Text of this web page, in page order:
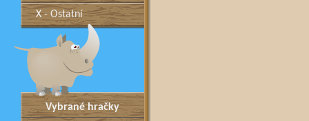
X - Ostatní
Vybrané hračky